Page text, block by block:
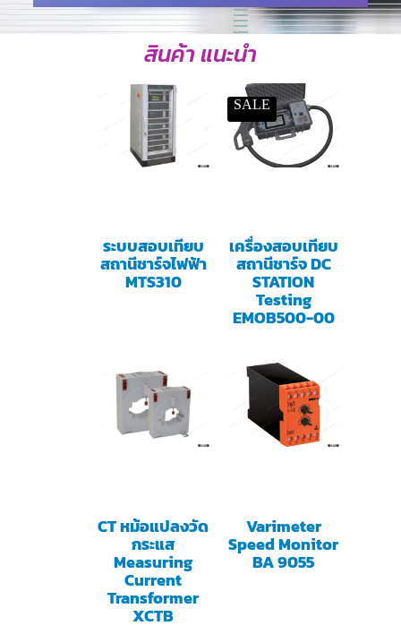
สินค้า แนะนำ
ระบบสอบเทียบ
สถานีชาร์จไฟฟ้า
MTS310
SALE
เครื่องสอบเทียบ
สถานีชาร์จ DC
STATION
Testing
EMOB500-00
CT หม้อแปลงวัด
กระแส
Measuring
Current
Transformer
XCTB
Varimeter
Speed Monitor
BA 9055